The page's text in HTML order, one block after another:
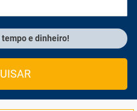
tempo e dinheiro!